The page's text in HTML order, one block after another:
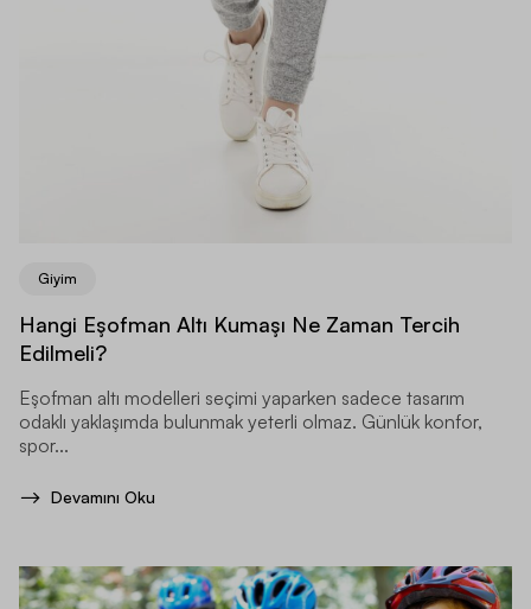
Giyim
Hangi Eşofman Altı Kumaşı Ne Zaman Tercih
Edilmeli?
Eşofman altı modelleri seçimi yaparken sadece tasarım
odaklı yaklaşımda bulunmak yeterli olmaz. Günlük konfor,
spor...
Devamını Oku